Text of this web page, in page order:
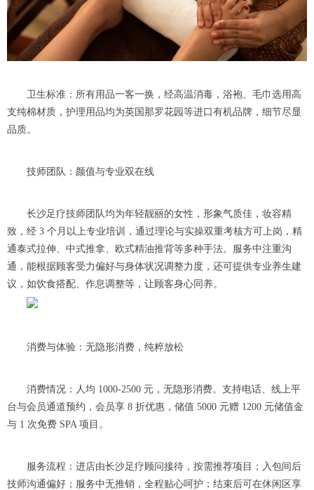
卫生标准：所有用品一客一换，经高温消毒，浴袍、毛巾选用高
支纯棉材质，护理用品均为英国那罗花园等进口有机品牌，细节尽显
品质。
技师团队：颜值与专业双在线
长沙足疗技师团队均为年轻靓丽的女性，形象气质佳，妆容精
致，经 3 个月以上专业培训，通过理论与实操双重考核方可上岗，精
通泰式拉伸、中式推拿、欧式精油推背等多种手法。服务中注重沟
通，能根据顾客受力偏好与身体状况调整力度，还可提供专业养生建
议，如饮食搭配、作息调整等，让顾客身心同养。
消费与体验：无隐形消费，纯粹放松
消费情况：人均 1000-2500 元，无隐形消费。支持电话、线上平
台与会员通道预约，会员享 8 折优惠，储值 5000 元赠 1200 元储值金
与 1 次免费 SPA 项目。
服务流程：进店由长沙足疗顾问接待，按需推荐项目；入包间后
技师沟通偏好；服务中无推销，全程贴心呵护；结束后可在休闲区享